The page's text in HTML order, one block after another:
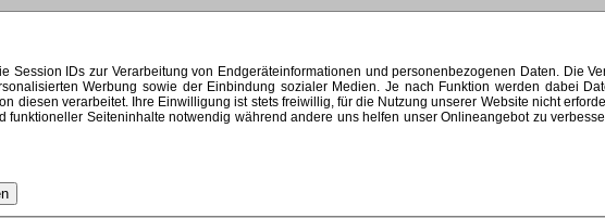
Session IDs zur Verarbeitung von Endgeräteinformationen und personenbezogenen Daten. Die
Werbung sowie der Einbindung sozialer Medien. Je nach Funktion werden dabei
diesen verarbeitet. Ihre Einwilligung ist stets freiwillig, für die Nutzung unserer Website nicht
funktioneller Seiteninhalte notwendig während andere uns helfen unser Onlineangebot zu